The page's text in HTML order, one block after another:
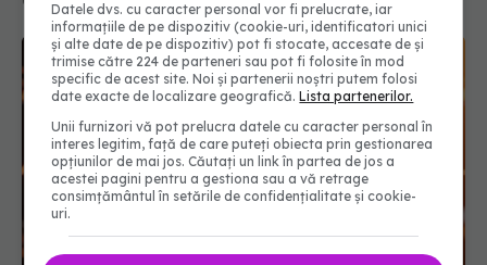
EXCLUSIV
frecvente. Medicul explică obiceiurile care
afectează ficatul
Datele dvs. cu caracter personal vor fi prelucrate, iar
informațiile de pe dispozitiv (cookie-uri, identificatori unici
și alte date de pe dispozitiv) pot fi stocate, accesate de și
trimise către 224 de parteneri sau pot fi folosite în mod
specific de acest site. Noi și partenerii noștri putem folosi
date exacte de localizare geografică.Lista partenerilor.
Unii furnizori vă pot prelucra datele cu caracter personal în
interes legitim, față de care puteți obiecta prin gestionarea
opțiunilor de mai jos. Căutați un link în partea de jos a
acestei pagini pentru a gestiona sau a vă retrage
consimțământul în setările de confidențialitate și cookie-
uri.